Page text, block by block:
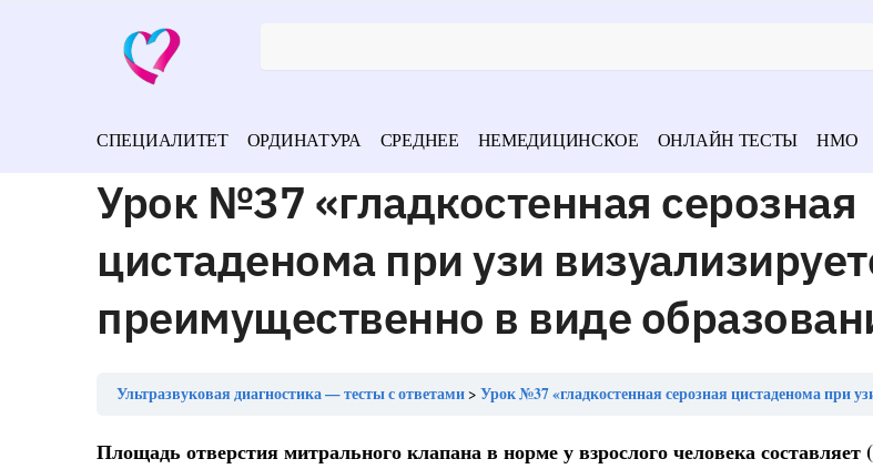
СПЕЦИАЛИТЕТ ОРДИНАТУРА СРЕДНЕЕ НЕМЕДИЦИНСКОЕ ОНЛАЙН ТЕСТЫ НМО
Урок №37 «гладкостенная серозная
цистаденома при узи
преимущественно в виде
Ультразвуковая диагностика — тесты с ответами Урок №37 «гладкостенная серозная цистаденома при узи визуализируется
Площадь отверстия митрального клапана в норме у взрослого человека составляет